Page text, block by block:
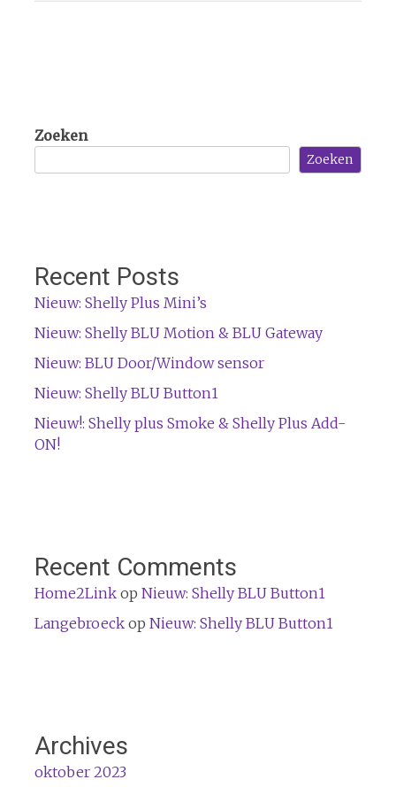
Zoeken
Zoeken
Recent Posts
Nieuw: Shelly Plus Mini’s
Nieuw: Shelly BLU Motion & BLU Gateway
Nieuw: BLU Door/Window sensor
Nieuw: Shelly BLU Button1
Nieuw!: Shelly plus Smoke & Shelly Plus Add-
ON!
Recent Comments
Home2Linkop Nieuw: Shelly BLU Button1
Langebroeckop Nieuw: Shelly BLU Button1
Archives
oktober 2023